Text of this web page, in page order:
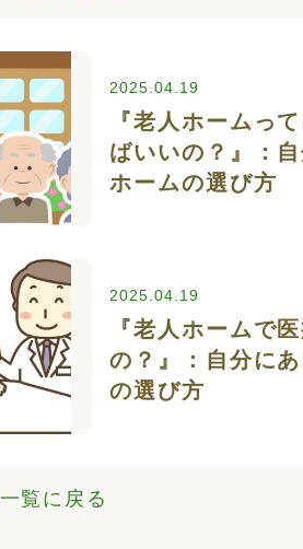
2025.04.19
『老人ホームっ
ばいいの？』：
ホームの選び方
2025.04.19
『老人ホームで
の？』：自分に
の選び方
覧に戻る